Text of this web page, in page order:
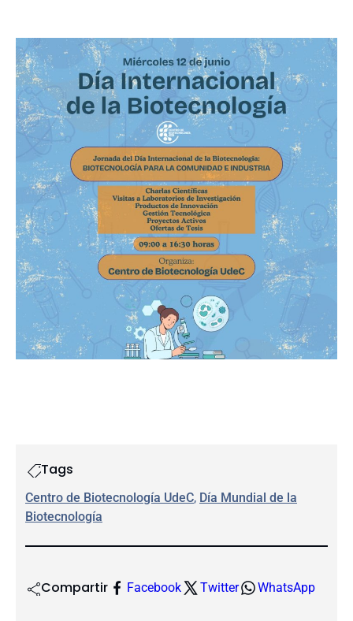
Tags
Centro de Biotecnología UdeC, Día Mundial de la
Biotecnología
Compartir Facebook Twitter WhatsApp